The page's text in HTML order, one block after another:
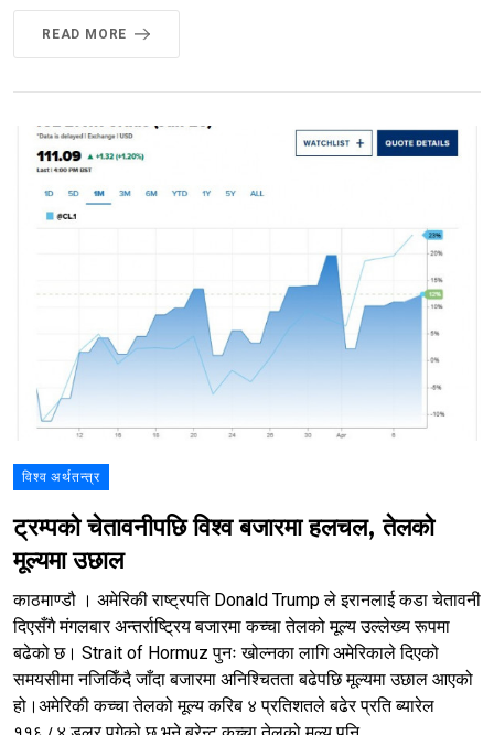
READ MORE
विश्व अर्थतन्त्र
ट्रम्पको चेतावनीपछि विश्व बजारमा हलचल, तेलको
मूल्यमा उछाल
काठमाण्डौ । अमेरिकी राष्ट्रपति Donald Trump ले इरानलाई कडा चेतावनी
दिएसँगै मंगलबार अन्तर्राष्ट्रिय बजारमा कच्चा तेलको मूल्य उल्लेख्य रूपमा
बढेको छ। Strait of Hormuz पुनः खोल्नका लागि अमेरिकाले दिएको
समयसीमा नजिकिँदै जाँदा बजारमा अनिश्चितता बढेपछि मूल्यमा उछाल आएको
हो।अमेरिकी कच्चा तेलको मूल्य करिब ४ प्रतिशतले बढेर प्रति ब्यारेल